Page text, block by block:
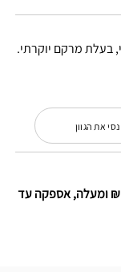
בעלת מרקם יוקרתי.
נסי את הגוון
עלות משלוח 30 ₪ משלוח חינם ברכישה ב-249 ₪ ומעלה, אספקה עד